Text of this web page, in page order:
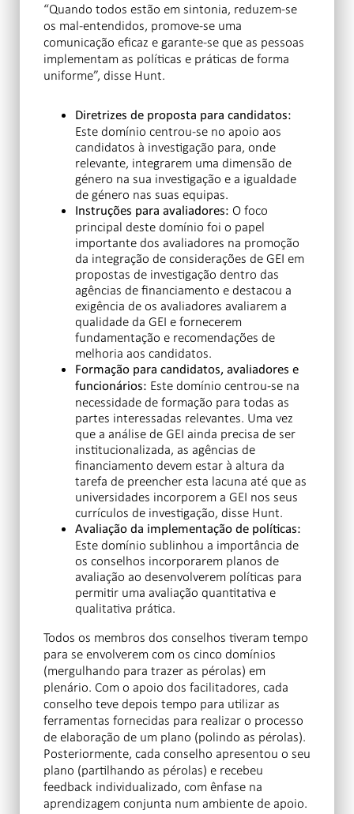
“Quando todos estão em sintonia, reduzem-se
os mal-entendidos, promove-se uma
comunicação eficaz e garante-se que as pessoas
implementam as políticas e práticas de forma
uniforme”, disse Hunt.
Diretrizes de proposta para candidatos:
Este domínio centrou-se no apoio aos
candidatos à investigação para, onde
relevante, integrarem uma dimensão de
género na sua investigação e a igualdade
de género nas suas equipas.
Instruções para avaliadores: O foco
principal deste domínio foi o papel
importante dos avaliadores na promoção
da integração de considerações de GEI em
propostas de investigação dentro das
agências de financiamento e destacou a
exigência de os avaliadores avaliarem a
qualidade da GEI e fornecerem
fundamentação e recomendações de
melhoria aos candidatos.
Formação para candidatos, avaliadores e
funcionários: Este domínio centrou-se na
necessidade de formação para todas as
partes interessadas relevantes. Uma vez
que a análise de GEI ainda precisa de ser
institucionalizada, as agências de
financiamento devem estar à altura da
tarefa de preencher esta lacuna até que as
universidades incorporem a GEI nos seus
currículos de investigação, disse Hunt.
Avaliação da implementação de políticas:
Este domínio sublinhou a importância de
os conselhos incorporarem planos de
avaliação ao desenvolverem políticas para
permitir uma avaliação quantitativa e
qualitativa prática.
Todos os membros dos conselhos tiveram tempo
para se envolverem com os cinco domínios
(mergulhando para trazer as pérolas) em
plenário. Com o apoio dos facilitadores, cada
conselho teve depois tempo para utilizar as
ferramentas fornecidas para realizar o processo
de elaboração de um plano (polindo as pérolas).
Posteriormente, cada conselho apresentou o seu
plano (partilhando as pérolas) e recebeu
feedback individualizado, com ênfase na
aprendizagem conjunta num ambiente de apoio.